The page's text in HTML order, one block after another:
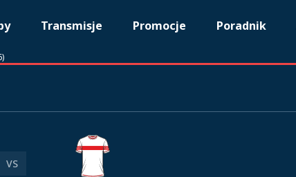
Transmisje Promocje Poradnik
VS